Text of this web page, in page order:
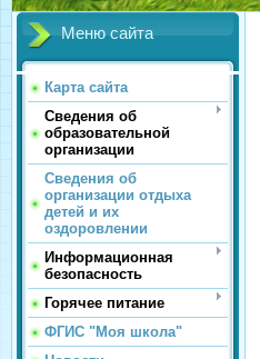
Меню сайта
Карта сайта
Сведения об
образовательной
организации
Сведения об
организации отдыха
детей и их
оздоровлении
Информационная
безопасность
Горячее питание
ФГИС "Моя школа"